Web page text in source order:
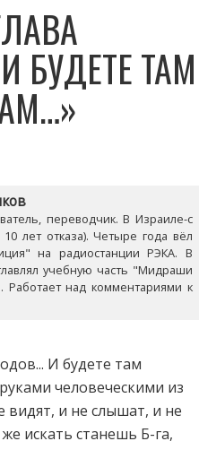
БУДЕТЕ ТАМ
переводчик. В Израиле-с
10 лет отказа). Четыре года вёл
на радиостанции РЭКА. В
учебную часть "Мидраши
Работает над комментариями к
И будете там
человеческими из
видят, и не слышат, и не
искать станешь Б-га,